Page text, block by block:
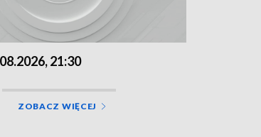
21:30
ZOBACZ WIĘCEJ